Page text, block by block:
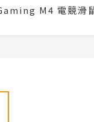
M4 電競滑